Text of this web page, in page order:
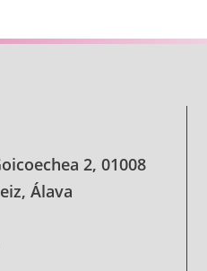
2, 01008
Álava